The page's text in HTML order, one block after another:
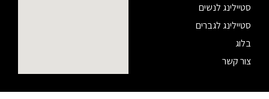
סטיילינג לנשים
סטיילינג לגברים
בלוג
צור קשר